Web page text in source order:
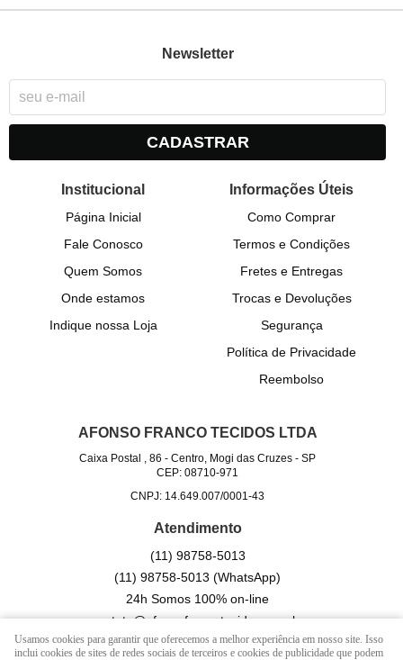
Newsletter
CADASTRAR
Institucional
Página Inicial
Fale Conosco
Quem Somos
Onde estamos
Indique nossa Loja
Informações Úteis
Como Comprar
Termos e Condições
Fretes e Entregas
Trocas e Devoluções
Segurança
Política de Privacidade
Reembolso
AFONSO FRANCO TECIDOS LTDA
Caixa Postal , 86 -Centro, Mogi das Cruzes -SP
CEP: 08710-971
CNPJ: 14.649.007/0001-43
Atendimento
(11) 98758-5013
(11) 98758-5013(WhatsApp)
24h Somos 100% on-line
contato@afonsofrancotecidos.com.br
Usamos cookies para garantir que oferecemos a melhor experiência em nosso site. Isso
inclui cookies de sites de redes sociais de terceiros e cookies de publicidade que podem